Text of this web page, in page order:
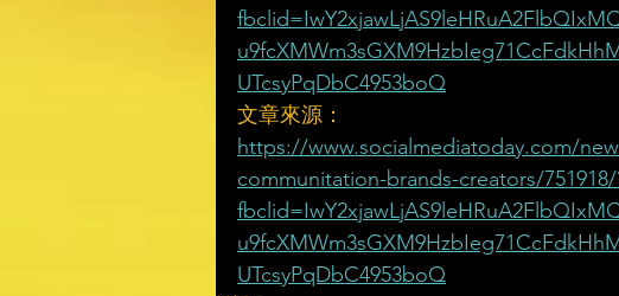
UTcsyPqDbC4953boQ
文章來源：
https://www.socialmediatoday.com/
communitation-brands-creators/751918/
UTcsyPqDbC4953boQ